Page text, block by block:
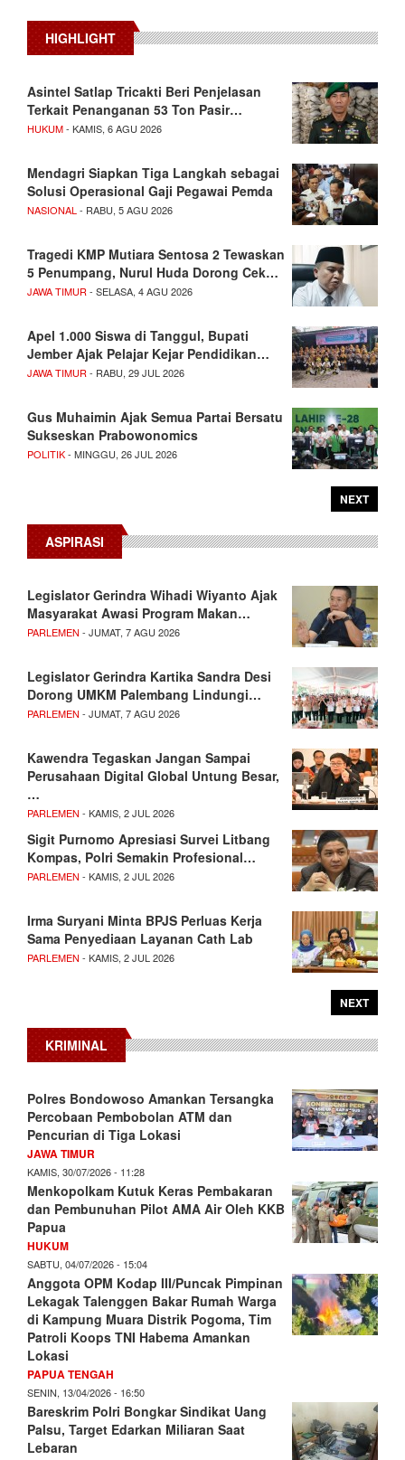
HIGHLIGHT
Asintel Satlap Tricakti Beri Penjelasan
Terkait Penanganan 53 Ton Pasir…
HUKUM- KAMIS, 6 AGU 2026
Mendagri Siapkan Tiga Langkah sebagai
Solusi Operasional Gaji Pegawai Pemda
NASIONAL - RABU, 5 AGU 2026
Tragedi KMP Mutiara Sentosa 2 Tewaskan
5 Penumpang, Nurul Huda Dorong Cek…
JAWA TIMUR - SELASA, 4 AGU 2026
Apel 1.000 Siswa di Tanggul, Bupati
Jember Ajak Pelajar Kejar Pendidikan…
JAWA TIMUR - RABU, 29 JUL 2026
Gus Muhaimin Ajak Semua Partai Bersatu
Sukseskan Prabowonomics
POLITIK- MINGGU, 26 JUL 2026
NEXT
ASPIRASI
Legislator Gerindra Wihadi Wiyanto Ajak
Masyarakat Awasi Program Makan…
PARLEMEN - JUMAT, 7 AGU 2026
Legislator Gerindra Kartika Sandra Desi
Dorong UMKM Palembang Lindungi…
PARLEMEN - JUMAT, 7 AGU 2026
Kawendra Tegaskan Jangan Sampai
Perusahaan Digital Global Untung Besar,
…
PARLEMEN - KAMIS, 2 JUL 2026
Sigit Purnomo Apresiasi Survei Litbang
Kompas, Polri Semakin Profesional…
PARLEMEN - KAMIS, 2 JUL 2026
Irma Suryani Minta BPJS Perluas Kerja
Sama Penyediaan Layanan Cath Lab
PARLEMEN - KAMIS, 2 JUL 2026
NEXT
KRIMINAL
Polres Bondowoso Amankan Tersangka
Percobaan Pembobolan ATM dan
Pencurian di Tiga Lokasi
JAWA TIMUR
KAMIS, 30/07/2026 - 11:28
Menkopolkam Kutuk Keras Pembakaran
dan Pembunuhan Pilot AMA Air Oleh KKB
Papua
HUKUM
SABTU, 04/07/2026 - 15:04
Anggota OPM Kodap III/Puncak Pimpinan
Lekagak Talenggen Bakar Rumah Warga
di Kampung Muara Distrik Pogoma, Tim
Patroli Koops TNI Habema Amankan
Lokasi
PAPUA TENGAH
SENIN, 13/04/2026 - 16:50
Bareskrim Polri Bongkar Sindikat Uang
Palsu, Target Edarkan Miliaran Saat
Lebaran